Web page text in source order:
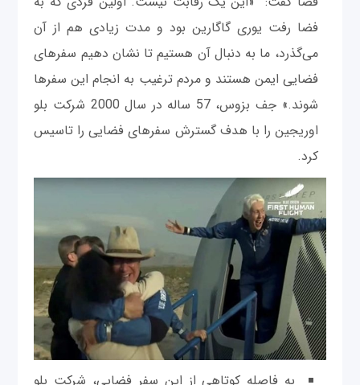
فضا رفت یوری گاگارین بود و مدت زیادی هم از آن
می‌گذرد، ما به دنبال آن هستیم تا نشان دهیم سفرهای
فضایی ایمن هستند و مردم ترغیب به انجام این سفرها
شوند.» جف بزوس، 57 ساله در سال 2000 شرکت بلو
اوریجین را با هدف گسترش سفرهای فضایی را تاسیس
کرد.
به فاصله کوتاهی از این سفر فضایی، شرکت بلو